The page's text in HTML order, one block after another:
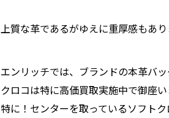
上質な革であるがゆえに重厚感もあ
エンリッチでは、ブランドの本革バ
クロコは特に高価買取実施中で御座
特に！センターを取っているソフト